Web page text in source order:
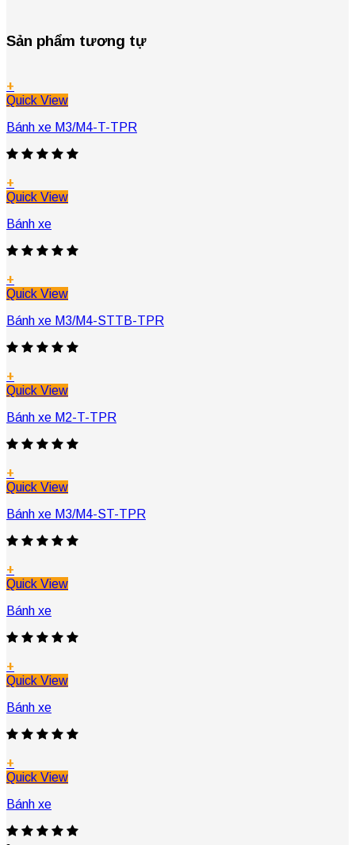
Sản phẩm tương tự
+
Quick View
Bánh xe M3/M4-T-TPR
+
Quick View
Bánh xe
+
Quick View
Bánh xe M3/M4-STTB-TPR
+
Quick View
Bánh xe M2-T-TPR
+
Quick View
Bánh xe M3/M4-ST-TPR
+
Quick View
Bánh xe
+
Quick View
Bánh xe
+
Quick View
Bánh xe